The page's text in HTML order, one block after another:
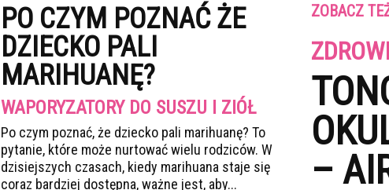
PO CZYM POZNAĆ ŻE
DZIECKO PALI
MARIHUANĘ?
WAPORYZATORY DO SUSZU I ZIÓŁ
Po czym poznać, że dziecko pali marihuanę? To
pytanie, które może nurtować wielu rodziców. W
dzisiejszych czasach, kiedy marihuana staje się
coraz bardziej dostępna, ważne jest, aby...
ZOBACZ
–